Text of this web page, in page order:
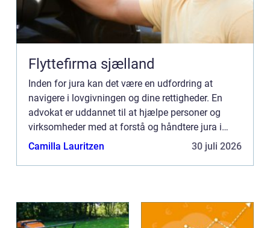
Flyttefirma sjælland
Inden for jura kan det være en udfordring at
navigere i lovgivningen og dine rettigheder. En
advokat er uddannet til at hjælpe personer og
virksomheder med at forstå og håndtere jura i
forskellige situationer. Her er, hvordan en advokat
Camilla Lauritzen 30 juli 2026